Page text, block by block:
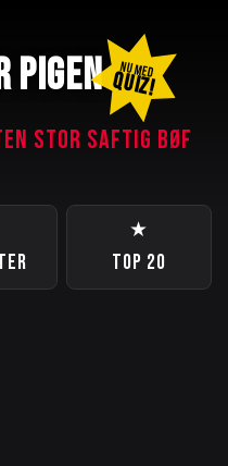
PIGEN NU MED
QUIZ!
STOR SAFTIG BØF
★
TOP 20